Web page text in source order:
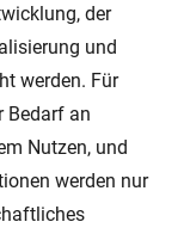
der
und
werden. Für
Bedarf an
Nutzen, und
werden nur